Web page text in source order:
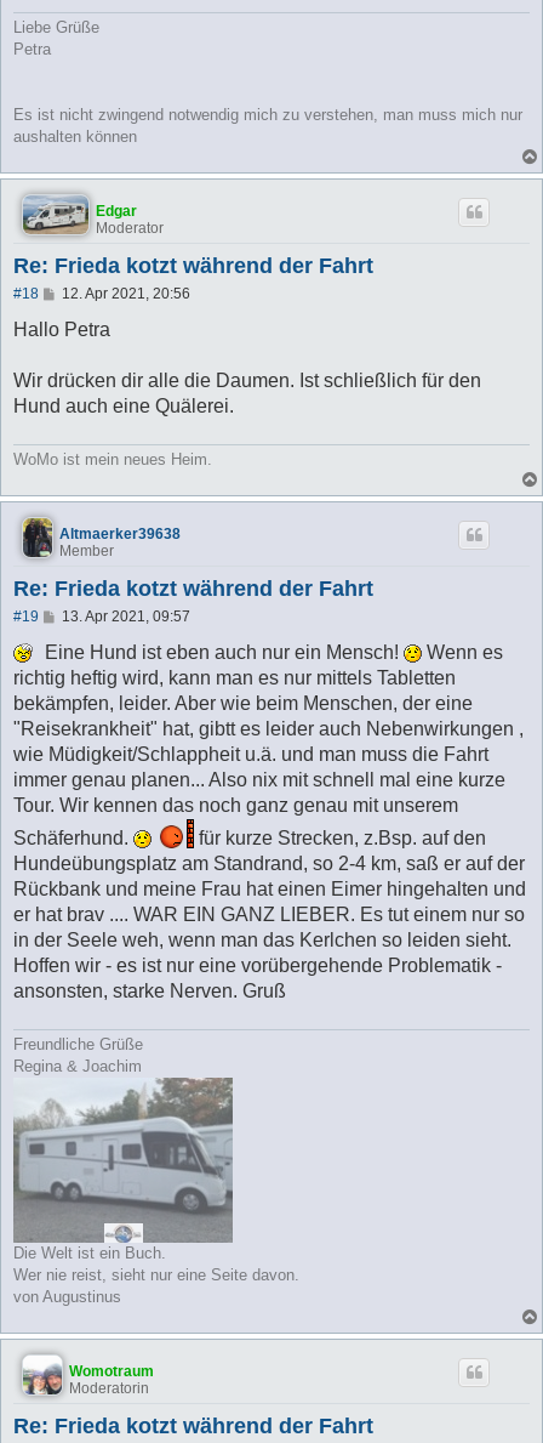
Liebe Grüße
Petra
Es ist nicht zwingend notwendig mich zu verstehen, man muss mich nur
aushalten können
Edgar
Moderator
Re: Frieda kotzt während der Fahrt
#18
B
i
a
g
12. Apr 2021, 20:56
Hallo Petra
Wir drücken dir alle die Daumen. Ist schließlich für den
Hund auch eine Quälerei.
WoMo ist mein neues Heim.
Altmaerker39638
Member
Re: Frieda kotzt während der Fahrt
#19
B
i
r
a
13. Apr 2021, 09:57
Eine Hund ist eben auch nur ein Mensch!
Wenn es
richtig heftig wird, kann man es nur mittels Tabletten
bekämpfen, leider. Aber wie beim Menschen, der eine
"Reisekrankheit" hat, gibtt es leider auch Nebenwirkungen ,
wie Müdigkeit/Schlappheit u.ä. und man muss die Fahrt
immer genau planen... Also nix mit schnell mal eine kurze
Tour. Wir kennen das noch ganz genau mit unserem
Schäferhund.
für kurze Strecken, z.Bsp. auf den
Hundeübungsplatz am Standrand, so 2-4 km, saß er auf der
Rückbank und meine Frau hat einen Eimer hingehalten und
er hat brav .... WAR EIN GANZ LIEBER. Es tut einem nur so
in der Seele weh, wenn man das Kerlchen so leiden sieht.
Hoffen wir - es ist nur eine vorübergehende Problematik -
ansonsten, starke Nerven. Gruß
Freundliche Grüße
Regina & Joachim
Die Welt ist ein Buch.
Wer nie reist, sieht nur eine Seite davon.
von Augustinus
Womotraum
Moderatorin
Re: Frieda kotzt während der Fahrt